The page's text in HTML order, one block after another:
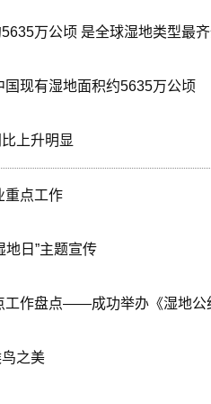
万公顷 是全球湿地类型最
现有湿地面积约5635万公顷
上升明显
重点工作
地日”主题宣传
工作盘点——成功举办《湿地公
之美